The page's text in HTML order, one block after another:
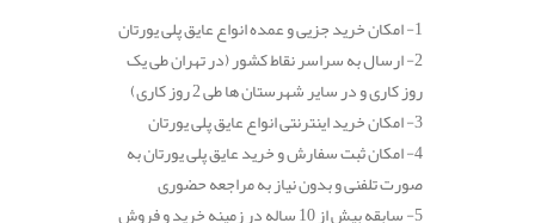
1- امکان خرید جزیی و عمده انواع عایق پلی یورتان
2- ارسال به سراسر نقاط کشور (در تهران طی یک
روز کاری و در سایر شهرستان ها طی 2 روز کاری)
3- امکان خرید اینترنتی انواع عایق پلی یورتان
4- امکان ثبت سفارش و خرید عایق پلی یورتان به
صورت تلفنی و بدون نیاز به مراجعه حضوری
5- سابقه بیش از 10 ساله در زمینه خرید و فروش